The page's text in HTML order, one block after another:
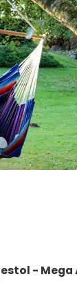
- Mega